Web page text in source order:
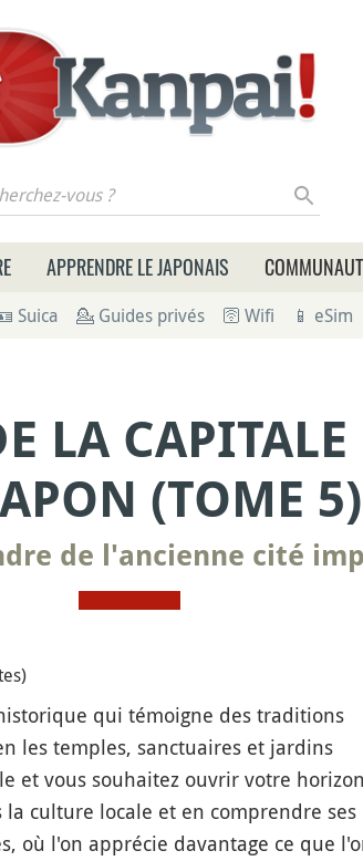
?
APPRENDRE LE JAPONAIS
Suica 💁 Guides privés 🛜 Wifi 📱 eSim
LA CAPITALE
(TOME 5)
de l'ancienne cité
qui témoigne des traditions
les temples, sanctuaires et jardins
et vous souhaitez ouvrir votre
culture locale et en comprendre ses
où l'on apprécie davantage ce que